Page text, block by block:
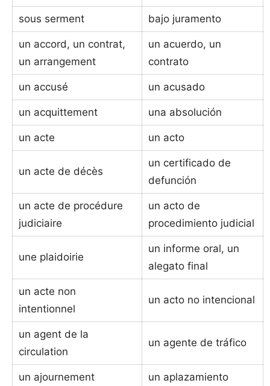
sous serment bajo juramento
un accord, un contrat,
un arrangement
un acuerdo, un
contrato
un accusé un acusado
un acquittement una absolución
un acte un acto
un acte de décès
un certificado de
defunción
un acte de procédure
judiciaire
un acto de
procedimiento judicial
une plaidoirie
un informe oral, un
alegato final
un acte non
intentionnel
un acto no intencional
un agent de la
circulation
un agente de tráfico
un ajournement un aplazamiento